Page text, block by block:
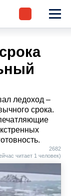
ледоход –
срока.
2682
читает 1 человек)